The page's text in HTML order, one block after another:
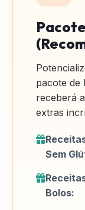
pacote de
receberá
extras
Sem
Bolos: